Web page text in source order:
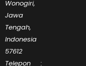
Tengah,
Indonesia
57612
Telepon :
0273-